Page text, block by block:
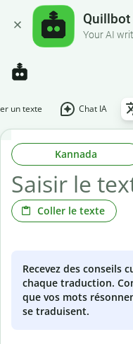
Quillbot
Your AI
un texte Chat IA
Kannada
Coller le texte
Recevez des conseils
chaque traduction.
que vos mots
se traduisent.